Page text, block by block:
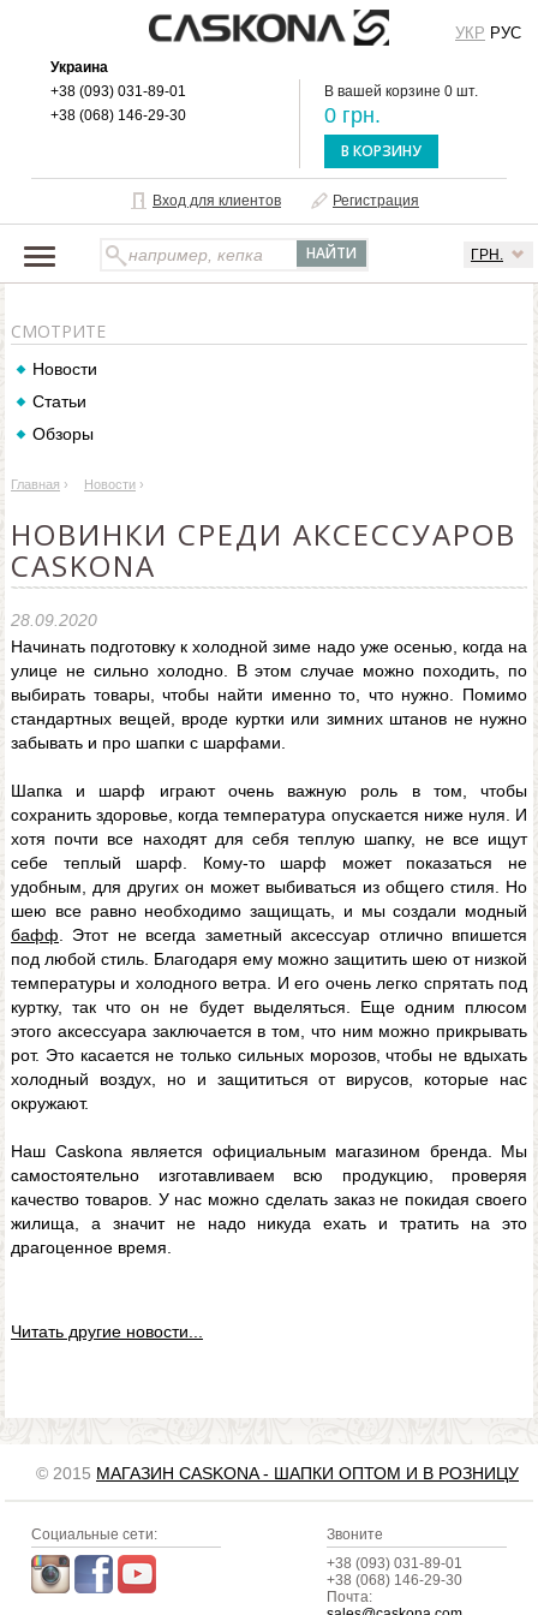
Украина
+38 (093) 031-89-01
+38 (068) 146-29-30
В вашей корзине 0 шт.
0 грн.
В КОРЗИНУ
Вход для клиентов Регистрация
ГРН.
УКР РУС
О БРЕНДЕ
ДОСТАВКА И ОПЛАТА
ОПТОВЫМ КЛИЕНТАМ
КОНТАКТЫ
СМОТРИТЕ
Новости
Статьи
Обзоры
Главная › Новости ›
НОВИНКИ СРЕДИ АКСЕССУАРОВ
CASKONA
28.09.2020
Начинать подготовку к холодной зиме надо уже осенью, когда на
улице не сильно холодно. В этом случае можно походить, по
выбирать товары, чтобы найти именно то, что нужно. Помимо
стандартных вещей, вроде куртки или зимних штанов не нужно
забывать и про шапки с шарфами.
Шапка и шарф играют очень важную роль в том, чтобы
сохранить здоровье, когда температура опускается ниже нуля. И
хотя почти все находят для себя теплую шапку, не все ищут
себе теплый шарф. Кому-то шарф может показаться не
удобным, для других он может выбиваться из общего стиля. Но
шею все равно необходимо защищать, и мы создали модный
бафф. Этот не всегда заметный аксессуар отлично впишется
под любой стиль. Благодаря ему можно защитить шею от низкой
температуры и холодного ветра. И его очень легко спрятать под
куртку, так что он не будет выделяться. Еще одним плюсом
этого аксессуара заключается в том, что ним можно прикрывать
рот. Это касается не только сильных морозов, чтобы не вдыхать
холодный воздух, но и защититься от вирусов, которые нас
окружают.
Наш Caskona является официальным магазином бренда. Мы
самостоятельно изготавливаем всю продукцию, проверяя
качество товаров. У нас можно сделать заказ не покидая своего
жилища, а значит не надо никуда ехать и тратить на это
драгоценное время.
Читать другие новости...
© 2015 МАГАЗИН CASKONA - ШАПКИ ОПТОМ И В РОЗНИЦУ
Социальные сети:
Звоните
+38 (093) 031-89-01
+38 (068) 146-29-30
Почта: